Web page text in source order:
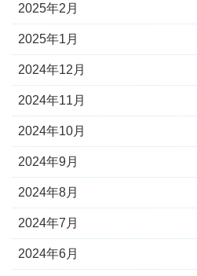
2025年2月
2025年1月
2024年12月
2024年11月
2024年10月
2024年9月
2024年8月
2024年7月
2024年6月